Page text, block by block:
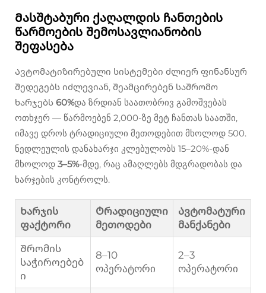
Მასშტაბური ქაღალდის ჩანთების
წარმოების შემოსავლიანობის
შეფასება
Ავტომატიზირებული სისტემები ძლიერ ფინანსურ
შედეგებს იძლევიან, შეამცირებენ საშრომო
ხარჯებს 60%და ზრდიან საათობრივ გამოშვებას
ოთხჯერ — წარმოებენ 2,000-ზე მეტ ჩანთას საათში,
იმავე დროს ტრადიციული მეთოდებით მხოლოდ 500.
ნედლეულის დანახარჯი კლებულობს 15–20%-დან
მხოლოდ 3–5%-მდე, რაც ამაღლებს მდგრადობას და
ხარჯების კონტროლს.
Ხარჯის
ფაქტორი
Ტრადიციული
მეთოდები
Ავტომატური
მანქანები
Შრომის
საჭიროებებ
ი
8–10
ოპერატორი
2–3
ოპერატორი